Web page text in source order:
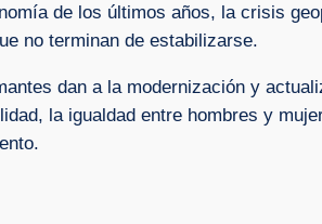
de los últimos años, la crisis
no terminan de estabilizarse.
dan a la modernización y
la igualdad entre hombres y